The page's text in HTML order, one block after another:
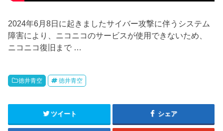
2024年6月8日に起きましたサイバー攻撃に伴うシステム
障害により、ニコニコのサービスが使用できないため、
ニコニコ復旧まで …
徳井青空 徳井青空
ツイート シェア